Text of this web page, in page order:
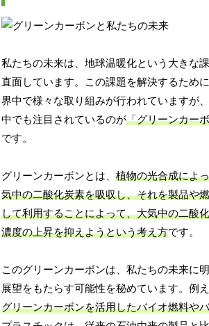
私たちの未来は、地球温暖化という大きな
直面しています。この課題を解決するため
界中で様々な取り組みが行われていますが
中でも注目されているのが「グリーンカー
です。
グリーンカーボンとは、植物の光合成によ
気中の二酸化炭素を吸収し、それを製品や
して利用することによって、大気中の二酸
濃度の上昇を抑えようという考え方です。
このグリーンカーボンは、私たちの未来に
展望をもたらす可能性を秘めています。例え
グリーンカーボンを活用したバイオ燃料や